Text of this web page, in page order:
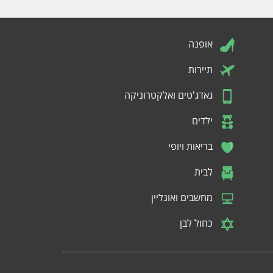
אופנה
תיירות
גאדג'טים ואלקטרוניקה
ילדים
בריאות ויופי
לבית
מחשבים ואונליין
כחול לבן